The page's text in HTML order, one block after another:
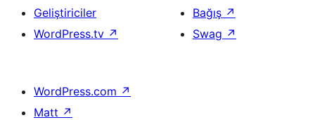
Geliştiriciler
WordPress.tv ↗
Bağış ↗
Swag ↗
WordPress.com ↗
Matt ↗